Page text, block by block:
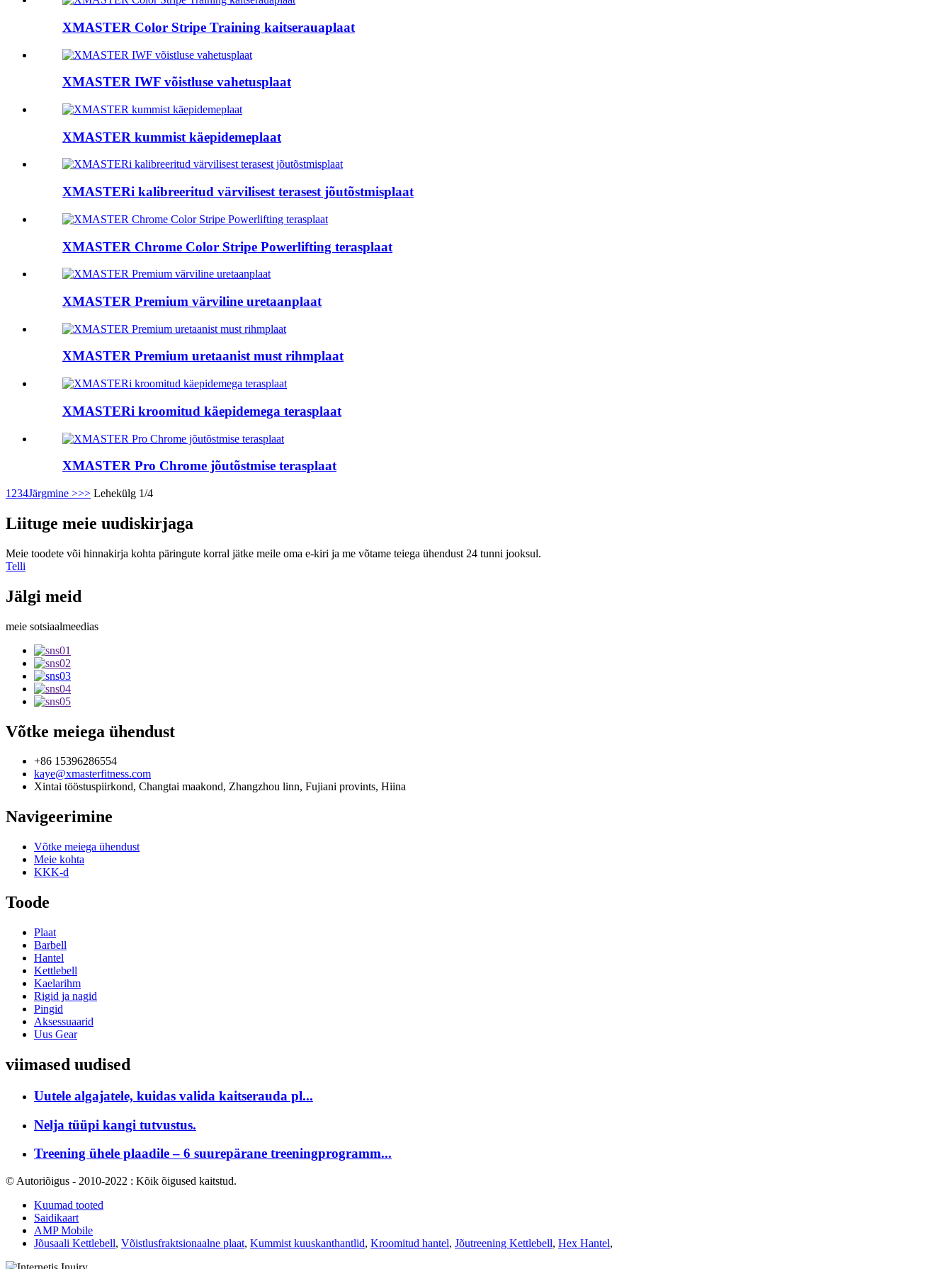
XMASTER Color Stripe Training kaitserauaplaat
XMASTER IWF võistluse vahetusplaat
XMASTER kummist käepidemeplaat
XMASTERi kalibreeritud värvilisest terasest jõutõstmisplaat
XMASTER Chrome Color Stripe Powerlifting terasplaat
XMASTER Premium värviline uretaanplaat
XMASTER Premium uretaanist must rihmplaat
XMASTERi kroomitud käepidemega terasplaat
XMASTER Pro Chrome jõutõstmise terasplaat
1 234Järgmine >>> Lehekülg 1/4
Liituge meie uudiskirjaga
Meie toodete või hinnakirja kohta päringute korral jätke meile oma e-kiri ja me võtame teiega ühendust 24 tunni jooksul.
Telli
Jälgi meid
meie sotsiaalmeedias
Võtke meiega ühendust
+86 15396286554
kaye@xmasterfitness.com
Xintai tööstuspiirkond, Changtai maakond, Zhangzhou linn, Fujiani provints, Hiina
Navigeerimine
Võtke meiega ühendust
Meie kohta
KKK-d
Toode
Plaat
Barbell
Hantel
Kettlebell
Kaelarihm
Rigid ja nagid
Pingid
Aksessuaarid
Uus Gear
viimased uudised
Uutele algajatele, kuidas valida kaitserauda pl...
Nelja tüüpi kangi tutvustus.
Treening ühele plaadile – 6 suurepärane treeningprogramm...
© Autoriõigus - 2010-2022 : Kõik õigused kaitstud.
Kuumad tooted
Saidikaart
AMP Mobile
Jõusaali Kettlebell, Võistlusfraktsionaalne plaat, Kummist kuuskanthantlid, Kroomitud hantel, Jõutreening Kettlebell, Hex Hantel,